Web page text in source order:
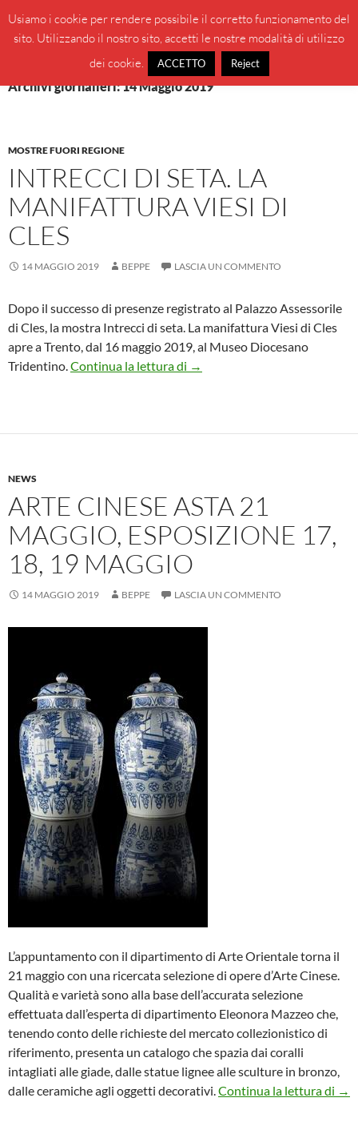
contenuto
BeppeBlog
MENU
Archivi giornalieri: 14 Maggio 2019
MOSTRE FUORI REGIONE
INTRECCI DI SETA. LA
MANIFATTURA VIESI DI
CLES
14 MAGGIO 2019 BEPPE LASCIA UN COMMENTO
Dopo il successo di presenze registrato al Palazzo Assessorile
di Cles, la mostra Intrecci di seta. La manifattura Viesi di Cles
apre a Trento, dal 16 maggio 2019, al Museo Diocesano
Tridentino.Continua la lettura di Intrecci di seta. La manifattura
→
NEWS
ARTE CINESE ASTA 21
MAGGIO, ESPOSIZIONE 17,
18, 19 MAGGIO
14 MAGGIO 2019 BEPPE LASCIA UN COMMENTO
L’appuntamento con il dipartimento di Arte Orientale torna il
21 maggio con una ricercata selezione di opere d’Arte Cinese.
Qualità e varietà sono alla base dell’accurata selezione
effettuata dall’esperta di dipartimento Eleonora Mazzeo che,
tenendo conto delle richieste del mercato collezionistico di
riferimento, presenta un catalogo che spazia dai coralli
intagliati alle giade, dalle statue lignee alle sculture in bronzo,
dalle ceramiche agli oggetti decorativi.Continua la lettura di →
Usiamo i cookie per rendere possibile il corretto funzionamento del
sito. Utilizzando il nostro sito, accetti le nostre modalità di utilizzo
dei cookie.
ACCETTO Reject